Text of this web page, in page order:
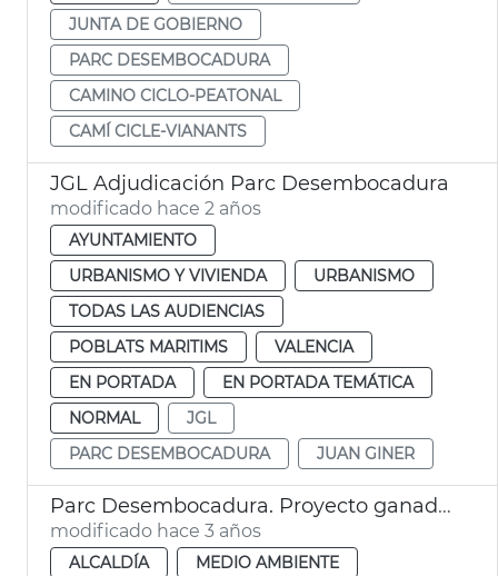
JUNTA DE GOBIERNO
PARC DESEMBOCADURA
CAMINO CICLO-PEATONAL
CAMÍ CICLE-VIANANTS
JGL Adjudicación Parc Desembocadura
modificado hace 2 años
AYUNTAMIENTO
URBANISMO Y VIVIENDA
URBANISMO
TODAS LAS AUDIENCIAS
POBLATS MARITIMS
VALENCIA
EN PORTADA
EN PORTADA TEMÁTICA
NORMAL
JGL
PARC DESEMBOCADURA
JUAN GINER
Parc Desembocadura. Proyecto ganador
modificado hace 3 años
ALCALDÍA MEDIO AMBIENTE